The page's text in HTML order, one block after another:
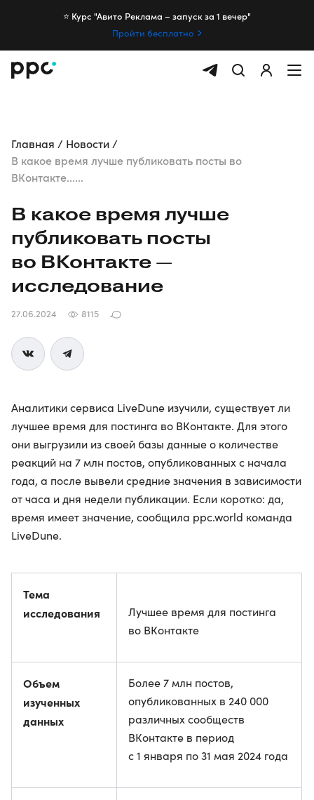
⭐️ Курс "Авито Реклама – запуск за 1 вечер"
Пройти бесплатно
Главная
Новости
В какое время лучше публиковать посты во
ВКонтакте......
В какое время лучше
публиковать посты
во ВКонтакте —
исследование
27.06.2024 8115
Аналитики сервиса LiveDune изучили, существует ли
лучшее время для постинга во ВКонтакте. Для этого
они выгрузили из своей базы данные о количестве
реакций на 7 млн постов, опубликованных с начала
года, а после вывели средние значения в зависимости
от часа и дня недели публикации. Если коротко: да,
время имеет значение, сообщила ppc.world команда
LiveDune.
Тема
исследования
Лучшее время для постинга
во ВКонтакте
Объем
изученных
данных
Более 7 млн постов,
опубликованных в 240 000
различных сообществ
ВКонтакте в период
с 1 января по 31 мая 2024 года